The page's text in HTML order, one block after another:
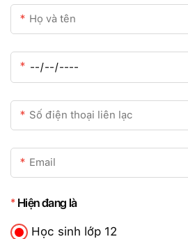
Hiện đang là
Học sinh lớp 12